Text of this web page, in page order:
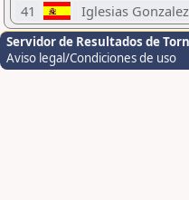
41
Iglesias
Servidor de Resultados de
Aviso legal/Condiciones de uso